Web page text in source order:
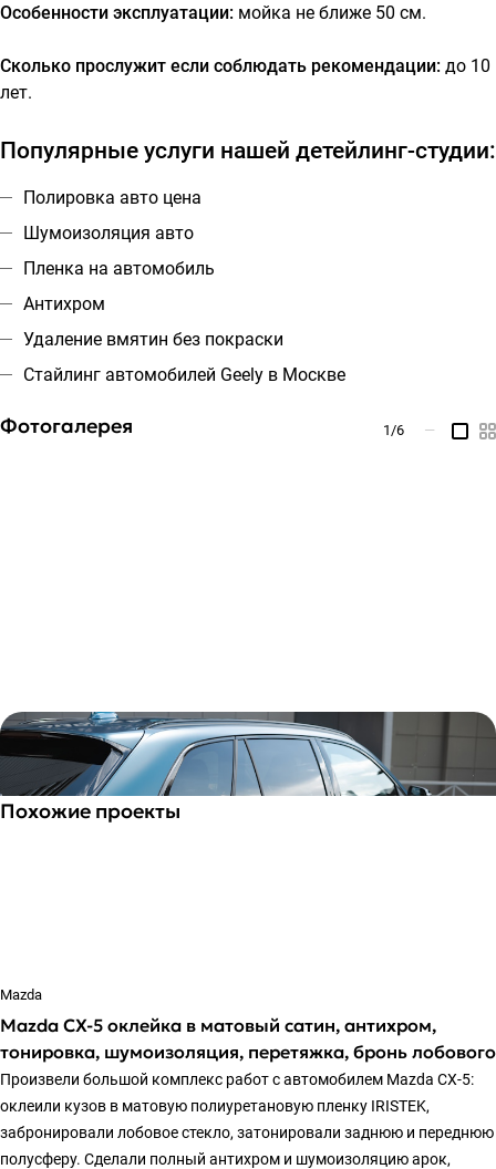
Особенности эксплуатации: мойка не ближе 50 см.
Сколько прослужит если соблюдать рекомендации: до 10
лет.
Популярные услуги нашей детейлинг-студии:
Полировка авто цена
Шумоизоляция авто
Пленка на автомобиль
Антихром
Удаление вмятин без покраски
Стайлинг автомобилей Geely в Москве
Фотогалерея 1 /6 —
Похожие проекты
Mazda
Mazda CX-5 оклейка в матовый сатин, антихром,
тонировка, шумоизоляция, перетяжка, бронь лобового
Произвели большой комплекс работ с автомобилем Mazda CX-5:
оклеили кузов в матовую полиуретановую пленку IRISTEK,
забронировали лобовое стекло, затонировали заднюю и переднюю
полусферу. Сделали полный антихром и шумоизоляцию арок,